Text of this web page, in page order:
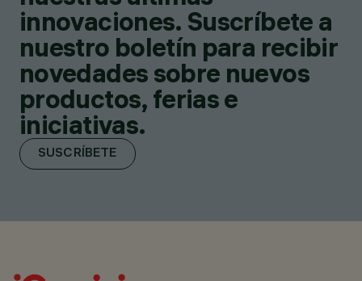
innovaciones. Suscríbete a
nuestro boletín para recibir
novedades sobre nuevos
productos, ferias e
iniciativas.
SUSCRÍBETE